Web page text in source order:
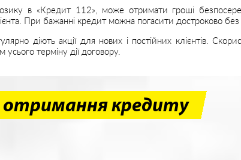
в «Кредит 112», може отримати гроші
При бажанні кредит можна погасити достроково без
діють акції для нових і постійних клієнтів.
терміну дії договору.
отримання кредиту